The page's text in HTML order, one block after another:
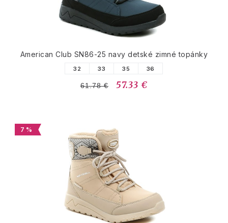
American Club SN86-25 navy detské zimné topánky
32 33 35 36
61.78 € 57.33 €
7 %